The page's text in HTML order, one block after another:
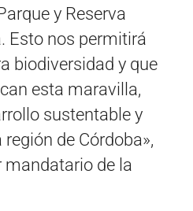
y Reserva
Esto nos permitirá
biodiversidad y que
esta maravilla,
sustentable y
de Córdoba»,
de la